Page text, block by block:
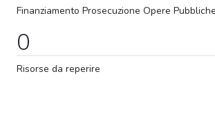
Finanziamento Prosecuzione Opere Pubbliche
0
Risorse da reperire